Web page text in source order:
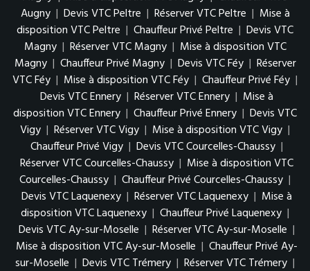
Augny | Devis VTC Peltre | Réserver VTC Peltre | Mise à
disposition VTC Peltre | Chauffeur Privé Peltre | Devis VTC
Magny | Réserver VTC Magny | Mise à disposition VTC
Magny | Chauffeur Privé Magny | Devis VTC Féy | Réserver
VTC Féy | Mise à disposition VTC Féy | Chauffeur Privé Féy |
Devis VTC Ennery | Réserver VTC Ennery | Mise à
disposition VTC Ennery | Chauffeur Privé Ennery | Devis VTC
Vigy | Réserver VTC Vigy | Mise à disposition VTC Vigy |
Chauffeur Privé Vigy | Devis VTC Courcelles-Chaussy |
Réserver VTC Courcelles-Chaussy | Mise à disposition VTC
Courcelles-Chaussy | Chauffeur Privé Courcelles-Chaussy |
Devis VTC Laquenexy | Réserver VTC Laquenexy | Mise à
disposition VTC Laquenexy | Chauffeur Privé Laquenexy |
Devis VTC Ay-sur-Moselle | Réserver VTC Ay-sur-Moselle |
Mise à disposition VTC Ay-sur-Moselle | Chauffeur Privé Ay-
sur-Moselle | Devis VTC Trémery | Réserver VTC Trémery |